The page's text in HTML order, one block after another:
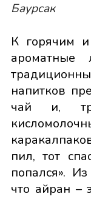
Баурсак
К горячим
ароматные
напитков
чай и,
пил, тот
попался».
что айран –